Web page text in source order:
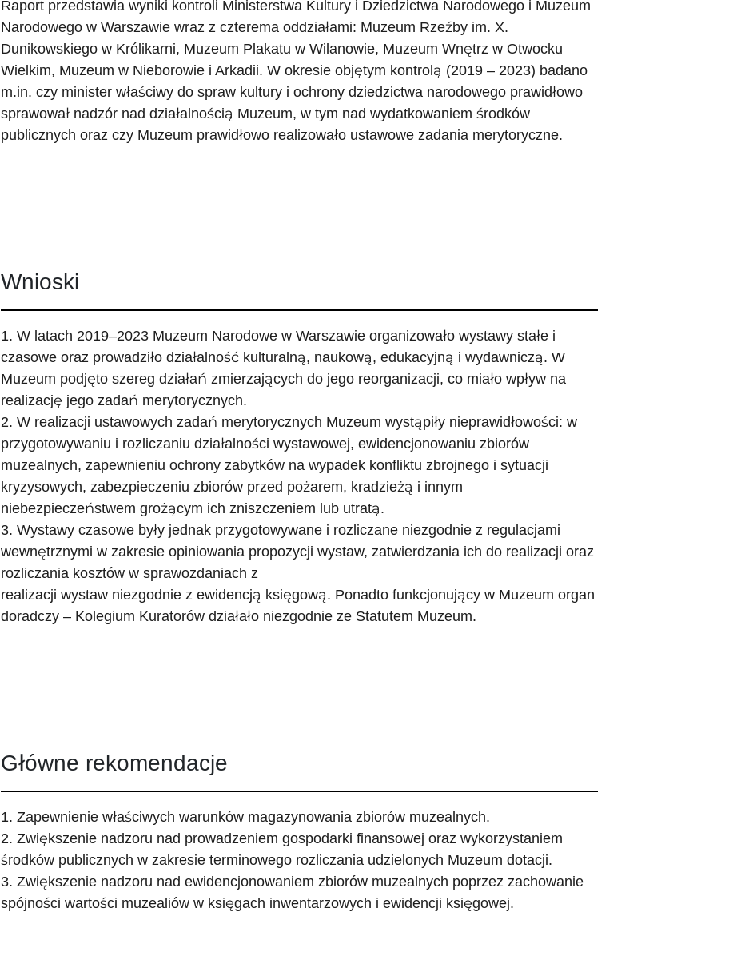
Raport przedstawia wyniki kontroli Ministerstwa Kultury i Dziedzictwa Narodowego i Muzeum
Narodowego w Warszawie wraz z czterema oddziałami: Muzeum Rzeźby im. X.
Dunikowskiego w Królikarni, Muzeum Plakatu w Wilanowie, Muzeum Wnętrz w Otwocku
Wielkim, Muzeum w Nieborowie i Arkadii. W okresie objętym kontrolą (2019 – 2023) badano
m.in. czy minister właściwy do spraw kultury i ochrony dziedzictwa narodowego prawidłowo
sprawował nadzór nad działalnością Muzeum, w tym nad wydatkowaniem środków
publicznych oraz czy Muzeum prawidłowo realizowało ustawowe zadania merytoryczne.
Wnioski
1. W latach 2019–2023 Muzeum Narodowe w Warszawie organizowało wystawy stałe i
czasowe oraz prowadziło działalność kulturalną, naukową, edukacyjną i wydawniczą. W
Muzeum podjęto szereg działań zmierzających do jego reorganizacji, co miało wpływ na
realizację jego zadań merytorycznych.
2. W realizacji ustawowych zadań merytorycznych Muzeum wystąpiły nieprawidłowości: w
przygotowywaniu i rozliczaniu działalności wystawowej, ewidencjonowaniu zbiorów
muzealnych, zapewnieniu ochrony zabytków na wypadek konfliktu zbrojnego i sytuacji
kryzysowych, zabezpieczeniu zbiorów przed pożarem, kradzieżą i innym
niebezpieczeństwem grożącym ich zniszczeniem lub utratą.
3. Wystawy czasowe były jednak przygotowywane i rozliczane niezgodnie z regulacjami
wewnętrznymi w zakresie opiniowania propozycji wystaw, zatwierdzania ich do realizacji oraz
rozliczania kosztów w sprawozdaniach z
realizacji wystaw niezgodnie z ewidencją księgową. Ponadto funkcjonujący w Muzeum organ
doradczy – Kolegium Kuratorów działało niezgodnie ze Statutem Muzeum.
Główne rekomendacje
1. Zapewnienie właściwych warunków magazynowania zbiorów muzealnych.
2. Zwiększenie nadzoru nad prowadzeniem gospodarki finansowej oraz wykorzystaniem
środków publicznych w zakresie terminowego rozliczania udzielonych Muzeum dotacji.
3. Zwiększenie nadzoru nad ewidencjonowaniem zbiorów muzealnych poprzez zachowanie
spójności wartości muzealiów w księgach inwentarzowych i ewidencji księgowej.